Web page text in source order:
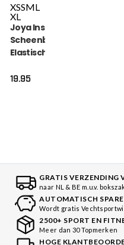
XSSML
XL
Joya Inschuif
Scheenbeschermer
Elastisch Katoen
19.95
GRATIS VERZENDING
naar NL & BE m.u.v.
AUTOMATISCH
Wordt gratis
2500+ SPORT EN
Meer dan 30 Topmerken
HOGE